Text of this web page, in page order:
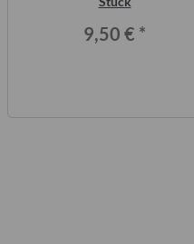
9,50 € *